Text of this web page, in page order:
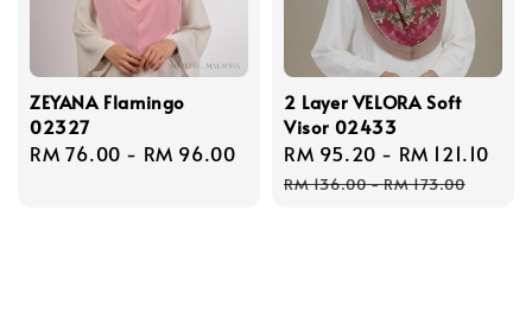
ZEYANA Flamingo
02327
Regular
RM 76.00 - RM 96.00
2 Layer VELORA Soft
Visor 02433
Sale
price
RM 95.20 - RM 121.10
RM 136.00-RM 173.00